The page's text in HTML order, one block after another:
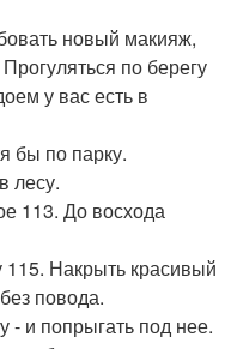
новый макияж,
по берегу
у вас есть в
бы по парку.
лесу.
113. До восхода
Накрыть красивый
повода.
- и попрыгать под нее.